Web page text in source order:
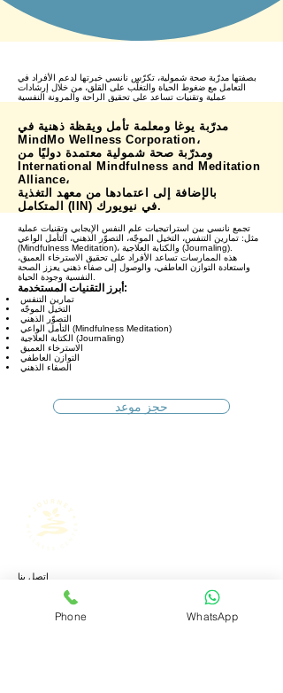
بصفتها مدرّبة صحة شمولية، تكرّس نانسي خبرتها لدعم الأفراد في
التعامل مع ضغوط الحياة والتغلّب على القلق، من خلال إرشادات
مدرّبة يوغا ومعلمة تأمل ويقظة ذهنية في
MindMo Wellness Corporation،
ومدرّبة صحة شمولية معتمدة دوليًا من
International Mindfulness and Meditation
Alliance،
بالإضافة إلى اعتمادها من معهد التغذية
المتكامل (IIN) في نيويورك.
تجمع نانسي بين استراتيجيات علم النفس الإيجابي وتقنيات عملية
مثل: تمارين التنفس، التخيل الموجّه، التصوّر الذهني، التأمل الواعي
(Mindfulness Meditation)، والكتابة العلاجية (Journaling).
هذه الممارسات تساعد الأفراد على تحقيق الاسترخاء العميق،
واستعادة التوازن العاطفي، والوصول إلى صفاء ذهني يعزز الصحة
أبرز التقنيات المستخدمة:
تمارين التنفس
التخيل الموجّه
التصوّر الذهني
التأمل الواعي (Mindfulness Meditation)
الكتابة العلاجية (Journaling)
الاسترخاء العميق
التوازن العاطفي
الصفاء الذهني
حجز موعد
اتصل بنا
1407، ذا بايناري من أمنيات، مراسي درايف، الخليج التجاري، دبي
للاستفسارات
+971 4 553 4518
Phone WhatsApp